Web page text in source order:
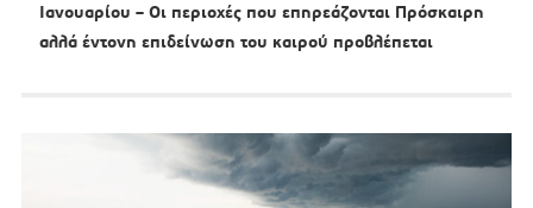
Ιανουαρίου – Οι περιοχές που επηρεάζονται Πρόσκαιρη
αλλά έντονη επιδείνωση του καιρού προβλέπεται